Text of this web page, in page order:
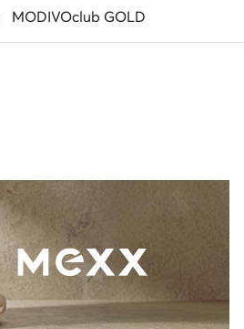
MODIVOclub GOLD